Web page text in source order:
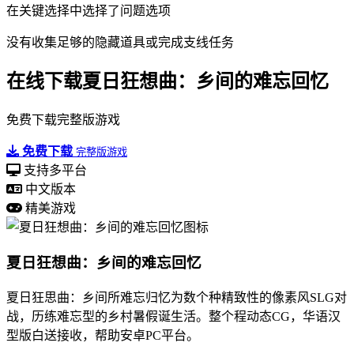
在关键选择中选择了问题选项
没有收集足够的隐藏道具或完成支线任务
在线下载夏日狂想曲：乡间的难忘回忆
免费下载完整版游戏
免费下载 完整版游戏
支持多平台
中文版本
精美游戏
夏日狂想曲：乡间的难忘回忆
夏日狂思曲：乡间所难忘归忆为数个种精致性的像素风SLG对
战，历练难忘型的乡村暑假诞生活。整个程动态CG，华语汉
型版白送接收，帮助安卓PC平台。